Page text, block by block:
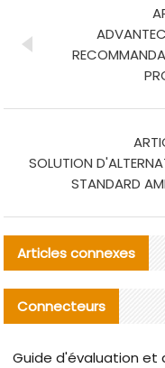
SOLUTION
STANDARD
Articles connexes
Connecteurs